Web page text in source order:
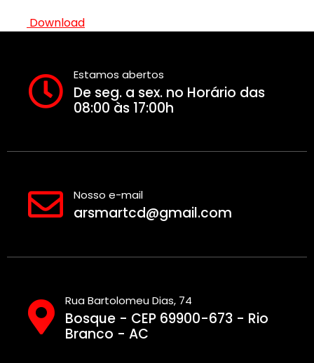
Download
Estamos abertos
De seg. a sex. no Horário das
08:00 às 17:00h
Nosso e-mail
arsmartcd@gmail.com
Rua Bartolomeu Dias, 74
Bosque - CEP 69900-673 - Rio
Branco - AC